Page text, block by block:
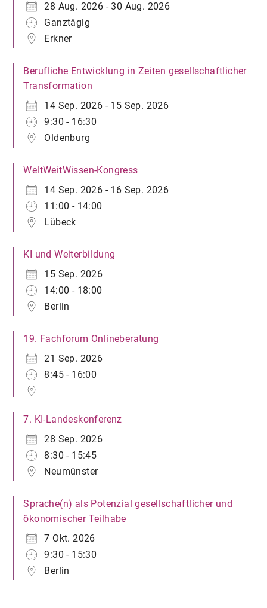
28 Aug. 2026 - 30 Aug. 2026
Ganztägig
Erkner
Berufliche Entwicklung in Zeiten gesellschaftlicher
Transformation
14 Sep. 2026 - 15 Sep. 2026
9:30 - 16:30
Oldenburg
WeltWeitWissen-Kongress
14 Sep. 2026 - 16 Sep. 2026
11:00 - 14:00
Lübeck
KI und Weiterbildung
15 Sep. 2026
14:00 - 18:00
Berlin
19. Fachforum Onlineberatung
21 Sep. 2026
8:45 - 16:00
7. KI-Landeskonferenz
28 Sep. 2026
8:30 - 15:45
Neumünster
Sprache(n) als Potenzial gesellschaftlicher und
ökonomischer Teilhabe
7 Okt. 2026
9:30 - 15:30
Berlin